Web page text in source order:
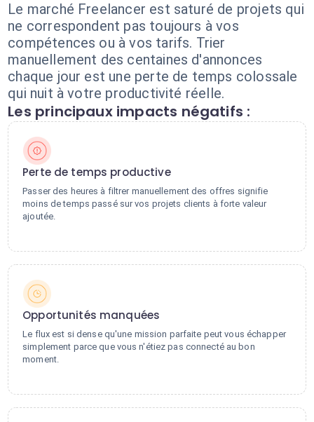
Le marché Freelancer est saturé de projets qui
ne correspondent pas toujours à vos
compétences ou à vos tarifs. Trier
manuellement des centaines d'annonces
chaque jour est une perte de temps colossale
qui nuit à votre productivité réelle.
Les principaux impacts négatifs :
Perte de temps productive
Passer des heures à filtrer manuellement des offres signifie
moins de temps passé sur vos projets clients à forte valeur
ajoutée.
Opportunités manquées
Le flux est si dense qu'une mission parfaite peut vous échapper
simplement parce que vous n'étiez pas connecté au bon
moment.